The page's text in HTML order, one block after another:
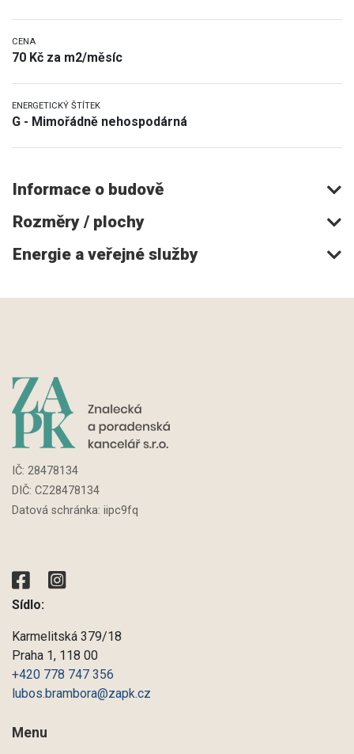
CENA
70 Kč za m2/měsíc
ENERGETICKÝ ŠTÍTEK
G - Mimořádně nehospodárná
Informace o budově
Rozměry / plochy
Energie a veřejné služby
IČ: 28478134
DIČ: CZ28478134
Datová schránka: iipc9fq
Sídlo:
Karmelitská 379/18
Praha 1, 118 00
+420 778 747 356
lubos.brambora@zapk.cz
Menu